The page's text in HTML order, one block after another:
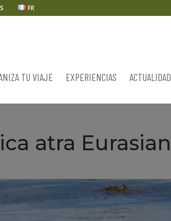
FR
TU VIAJE EXPERIENCIAS ACTUALIDAD
atra Eurasian